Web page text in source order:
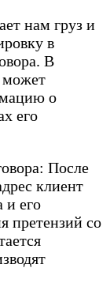
нам груз и
в
В
может
о
его
После
клиент
и его
претензий со